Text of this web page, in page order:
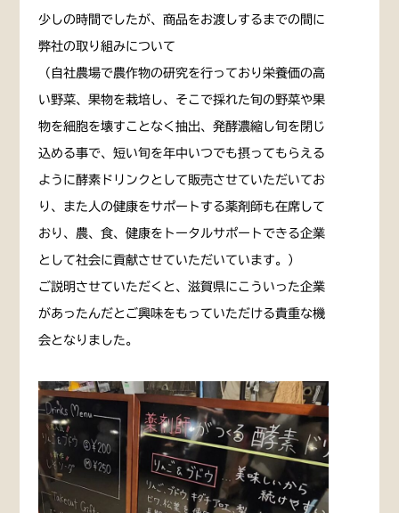
少しの時間でしたが、商品をお渡しするまでの間に
弊社の取り組みについて
（自社農場で農作物の研究を行っており栄養価の高
い野菜、果物を栽培し、そこで採れた旬の野菜や果
物を細胞を壊すことなく抽出、発酵濃縮し旬を閉じ
込める事で、短い旬を年中いつでも摂ってもらえる
ように酵素ドリンクとして販売させていただいてお
り、また人の健康をサポートする薬剤師も在席して
おり、農、食、健康をトータルサポートできる企業
として社会に貢献させていただいています。）
ご説明させていただくと、滋賀県にこういった企業
があったんだとご興味をもっていただける貴重な機
会となりました。